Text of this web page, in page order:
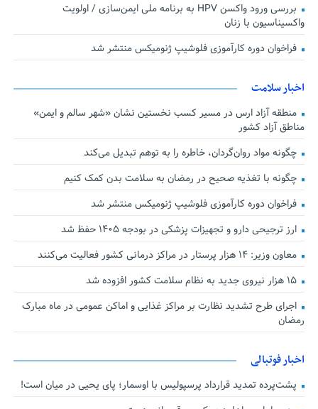
بررسی ورود واکسن HPV به برنامه ملی ایمن‌سازی / اولویت
واکسیناسیون با زنان
فراخوان دوره کارآموزی فلوشیپ ژنومیکس منتشر شد
اخبار سلامت
منطقه آزاد ارس در مسیر کسب نخستین نشان «شهر سالم و ایمن»
مناطق آزاد کشور
چگونه مواد روان‌گردان، خاطره را به توهم تبدیل می‌کند
چگونه با تغذیه صحیح در رمضان به سلامت بدن کمک کنیم
فراخوان دوره کارآموزی فلوشیپ ژنومیکس منتشر شد
ارز ترجیحی دارو و تجهیزات پزشکی در بودجه ۱۴۰۵ حفظ شد
معاون وزیر: ۱۴ هزار پرستار در مراکز درمانی کشور فعالیت می‌کنند
۱۵ هزار نیروی جدید به نظام سلامت کشور افزوده شد
اجرای طرح تشدید نظارت بر مراکز غذایی و اماکن عمومی در ماه مبارک
رمضان
اخبار فوتبالی
پشت‌پرده تمدید قرارداد پرسپولیس با اوسمار؛ پای یحیی در میان است!